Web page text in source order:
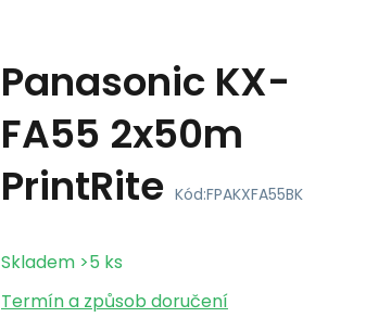
Panasonic KX-
FA55 2x50m
PrintRite Kód:FPAKXFA55BK
Skladem >5 ks
Termín a způsob doručení